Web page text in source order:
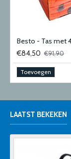
€84,50 €91,90
Toevoegen
LAATST BEKEKEN